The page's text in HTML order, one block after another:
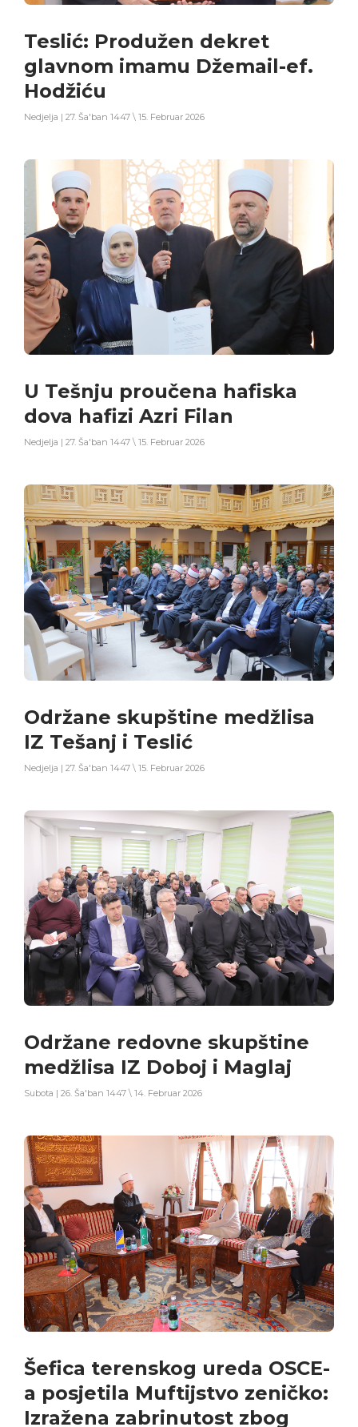
Teslić: Produžen dekret
glavnom imamu Džemail-ef.
Hodžiću
Nedjelja | 27. Ša'ban 1447 \ 15. Februar 2026
U Tešnju proučena hafiska
dova hafizi Azri Filan
Nedjelja | 27. Ša'ban 1447 \ 15. Februar 2026
Održane skupštine medžlisa
IZ Tešanj i Teslić
Nedjelja | 27. Ša'ban 1447 \ 15. Februar 2026
Održane redovne skupštine
medžlisa IZ Doboj i Maglaj
Subota | 26. Ša'ban 1447 \ 14. Februar 2026
Šefica terenskog ureda OSCE-
a posjetila Muftijstvo zeničko:
Izražena zabrinutost zbog